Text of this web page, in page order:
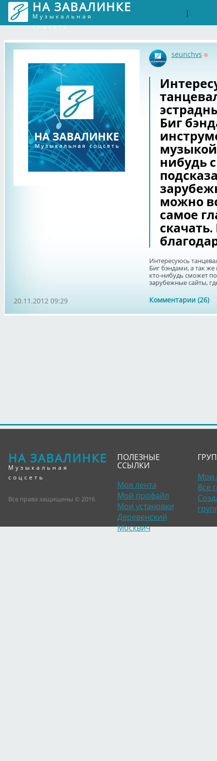
НА ЗАВАЛИНКЕ
Музыкальная
соцсеть
|
seunchvs
Биг
нибудь
можно
самое
Интересуюсь
Биг бэндами, а так
кто-нибудь сможет
зарубежные сайты,
Комментарии (26)
20.11.2012 09:29
НА ЗАВАЛИНКЕ
Музыкальная
соцсеть
Все права защищены © 2016
ПОЛЕЗНЫЕ
ССЫЛКИ
Моя лента
Мой профайл
Мои установки
Деревенский
Москвич
Мои
Все